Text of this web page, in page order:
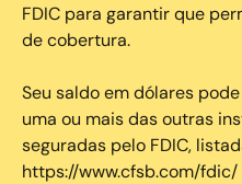
FDIC para garantir que
de cobertura.
Seu saldo em dólares
uma ou mais das outras
seguradas pelo FDIC,
https://www.cfsb.com/fdic/